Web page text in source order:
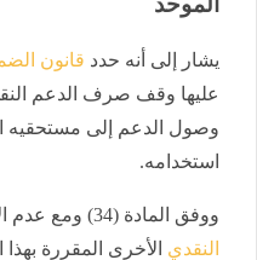
يشار إلى أنه حدد قانون
عليها وقف صرف الدعم
وصول الدعم إلى مستحقيه
استخدامه.
ووفق المادة (34) ومع عدم الإخلال بحالات وقف
النقدي الأخرى المقررة